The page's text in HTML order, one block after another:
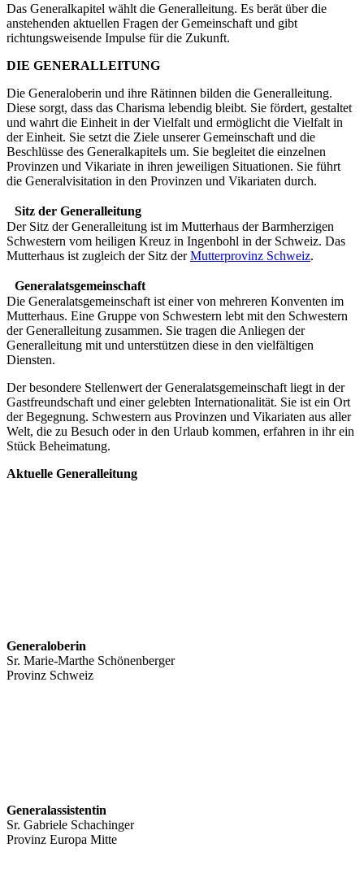
Das Generalkapitel wählt die Generalleitung. Es berät über die
anstehenden aktuellen Fragen der Gemeinschaft und gibt
richtungsweisende Impulse für die Zukunft.
DIE GENERALLEITUNG
Die Generaloberin und ihre Rätinnen bilden die Generalleitung.
Diese sorgt, dass das Charisma lebendig bleibt. Sie fördert, gestaltet
und wahrt die Einheit in der Vielfalt und ermöglicht die Vielfalt in
der Einheit. Sie setzt die Ziele unserer Gemeinschaft und die
Beschlüsse des Generalkapitels um. Sie begleitet die einzelnen
Provinzen und Vikariate in ihren jeweiligen Situationen. Sie führt
die Generalvisitation in den Provinzen und Vikariaten durch.
Sitz der Generalleitung
Der Sitz der Generalleitung ist im Mutterhaus der Barmherzigen
Schwestern vom heiligen Kreuz in Ingenbohl in der Schweiz. Das
Mutterhaus ist zugleich der Sitz derMutterprovinz Schweiz.
Generalatsgemeinschaft
Die Generalatsgemeinschaft ist einer von mehreren Konventen im
Mutterhaus. Eine Gruppe von Schwestern lebt mit den Schwestern
der Generalleitung zusammen. Sie tragen die Anliegen der
Generalleitung mit und unterstützen diese in den vielfältigen
Diensten.
Der besondere Stellenwert der Generalatsgemeinschaft liegt in der
Gastfreundschaft und einer gelebten Internationalität. Sie ist ein Ort
der Begegnung. Schwestern aus Provinzen und Vikariaten aus aller
Welt, die zu Besuch oder in den Urlaub kommen, erfahren in ihr ein
Stück Beheimatung.
Aktuelle Generalleitung
Generaloberin
Sr. Marie-Marthe Schönenberger
Provinz Schweiz
Generalassistentin
Sr. Gabriele Schachinger
Provinz Europa Mitte